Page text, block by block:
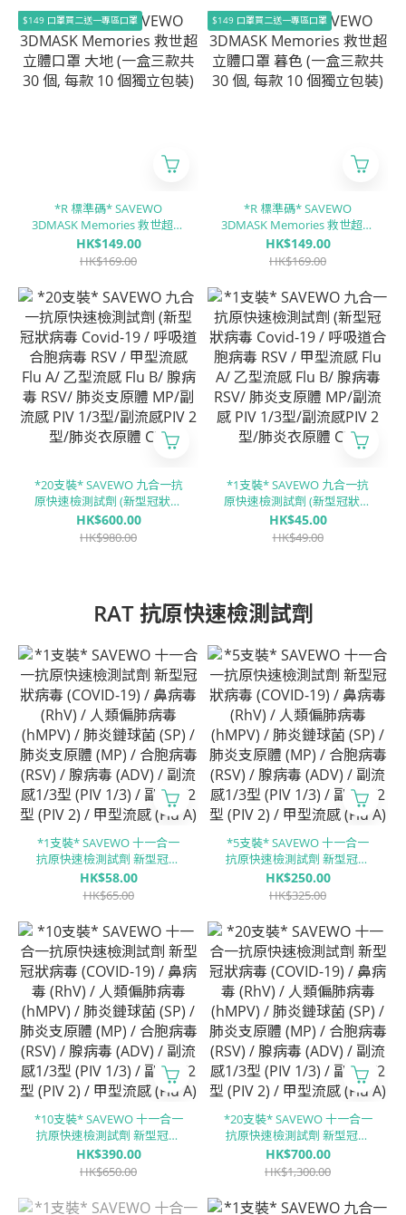
胞病毒 / ADV腺病毒)
型 / 甲型流感 / ⼄型流感 / 禽
流感)
$149 口罩買二送一專區口罩
*R 標準碼* SAVEWO
3DMASK Memories 救世超立
體口罩 大地 (一盒三款共 30
個, 每款 10 個獨立包裝)
HK$149.00
HK$169.00
$149 口罩買二送一專區口罩
*R 標準碼* SAVEWO
3DMASK Memories 救世超立
體口罩 暮色 (一盒三款共 30
個, 每款 10 個獨立包裝)
HK$149.00
HK$169.00
*20支裝* SAVEWO 九合一抗
原快速檢測試劑 (新型冠狀病
毒 Covid-19 / 呼吸道合胞病
毒 RSV / 甲型流感 Flu A/ ⼄型
HK$600.00
HK$980.00
*1支裝* SAVEWO 九合一抗
原快速檢測試劑 (新型冠狀病
毒 Covid-19 / 呼吸道合胞病
毒 RSV / 甲型流感 Flu A/ ⼄型
CP)
HK$45.00
HK$49.00
RAT 抗原快速檢測試劑
*1支裝* SAVEWO 十一合一
抗原快速檢測試劑 新型冠狀
病毒 (COVID-19) / 鼻病毒
(RhV) / 人類偏肺病毒 (hMPV)
體 (MP) / 合胞病毒 (RSV) / 腺
病毒 (ADV) / 副流感1/3型
(PIV 1/3) / 副流感2型 (PIV 2) /
甲型流感 (Flu A) / ⼄型流感
(Flu B)
HK$58.00
HK$65.00
*5支裝* SAVEWO 十一合一
抗原快速檢測試劑 新型冠狀
病毒 (COVID-19) / 鼻病毒
(RhV) / 人類偏肺病毒 (hMPV)
體 (MP) / 合胞病毒 (RSV) / 腺
病毒 (ADV) / 副流感1/3型
(PIV 1/3) / 副流感2型 (PIV 2) /
甲型流感 (Flu A) / ⼄型流感
(Flu B)
HK$250.00
HK$325.00
*10支裝* SAVEWO 十一合一
抗原快速檢測試劑 新型冠狀
病毒 (COVID-19) / 鼻病毒
(RhV) / 人類偏肺病毒 (hMPV)
體 (MP) / 合胞病毒 (RSV) / 腺
HK$390.00
HK$650.00
*20支裝* SAVEWO 十一合一
抗原快速檢測試劑 新型冠狀
病毒 (COVID-19) / 鼻病毒
(RhV) / 人類偏肺病毒 (hMPV)
體 (MP) / 合胞病毒 (RSV) / 腺
HK$700.00
HK$1,300.00